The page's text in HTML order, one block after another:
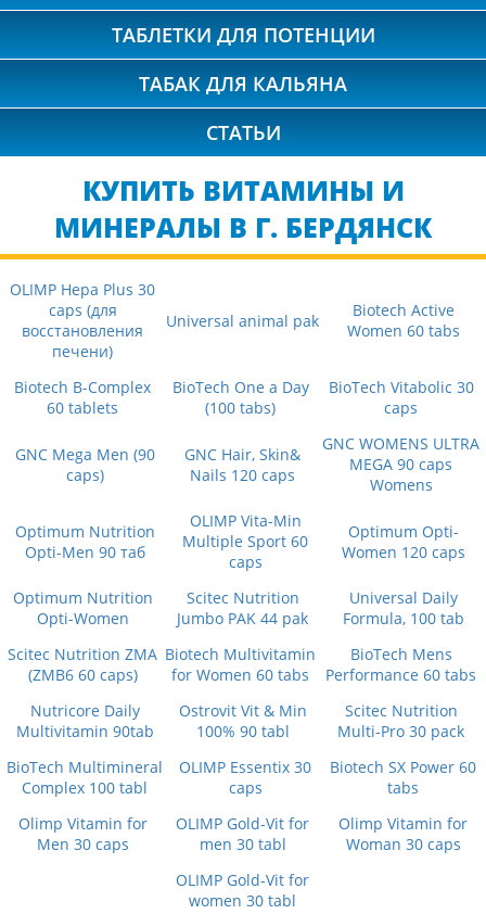
ТАБЛЕТКИ ДЛЯ ПОТЕНЦИИ
ТАБАК ДЛЯ КАЛЬЯНА
СТАТЬИ
КУПИТЬ ВИТАМИНЫ И
МИНЕРАЛЫ В Г. БЕРДЯНСК
OLIMP Hepa Plus 30
caps (для
восстановления
печени)
Universal animal pak
Biotech Active
Women 60 tabs
Biotech B-Complex
60 tablets
BioTech One a Day
(100 tabs)
BioTech Vitabolic 30
caps
GNC Mega Men (90
caps)
GNC Hair, Skin&
Nails 120 caps
GNC WOMENS ULTRA
MEGA 90 caps
Womens
Optimum Nutrition
Opti-Men 90 таб
OLIMP Vita-Min
Multiple Sport 60
caps
Optimum Opti-
Women 120 caps
Optimum Nutrition
Opti-Women
Scitec Nutrition
Jumbo PAK 44 pak
Universal Daily
Formula, 100 tab
Scitec Nutrition ZMA
(ZMB6 60 caps)
Biotech Multivitamin
for Women 60 tabs
BioTech Mens
Performance 60 tabs
Nutricore Daily
Multivitamin 90tab
Ostrovit Vit & Min
100% 90 tabl
Scitec Nutrition
Multi-Pro 30 pack
BioTech Multimineral
Complex 100 tabl
OLIMP Essentix 30
caps
Biotech SX Power 60
tabs
Olimp Vitamin for
Men 30 caps
OLIMP Gold-Vit for
men 30 tabl
Olimp Vitamin for
Woman 30 caps
OLIMP Gold-Vit for
women 30 tabl